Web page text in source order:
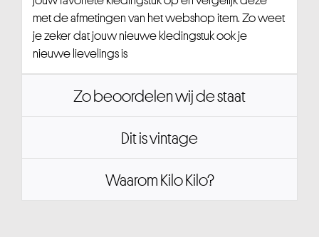
met de afmetingen van het webshop item. Zo weet
je zeker dat jouw nieuwe kledingstuk ook je
nieuwe lievelings is
Zo beoordelen wij de staat
Dit is vintage
Waarom Kilo Kilo?